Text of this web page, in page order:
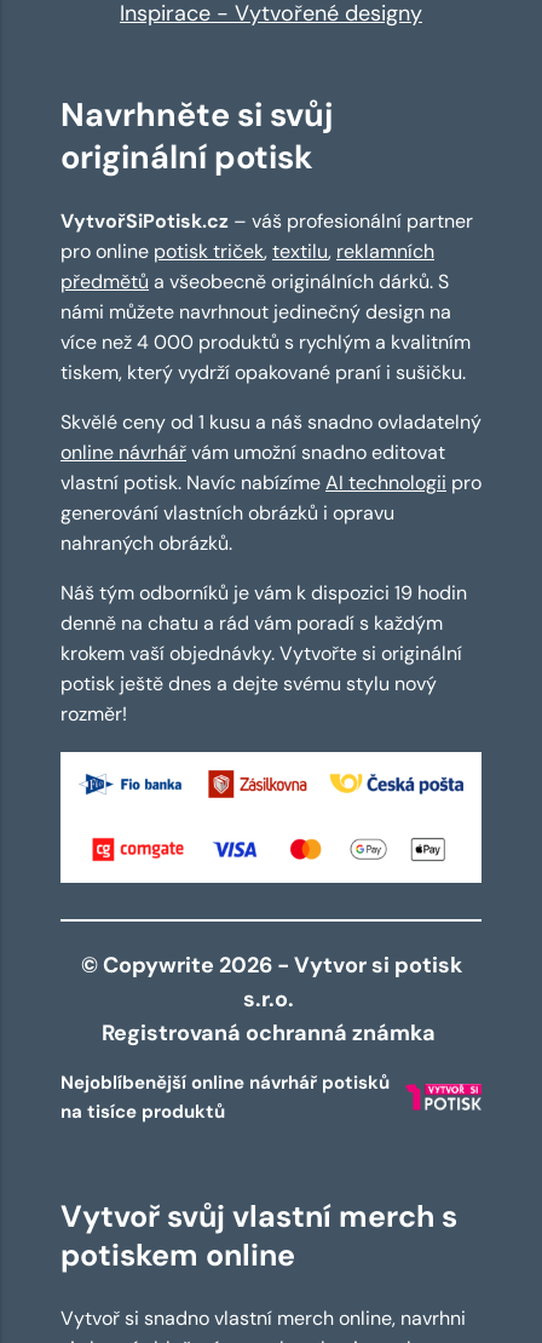
Inspirace - Vytvořené designy
Navrhněte si svůj
originální potisk
VytvořSiPotisk.cz – váš profesionální partner
pro online potisk triček,textilu, reklamních
předmětů a všeobecně originálních dárků. S
námi můžete navrhnout jedinečný design na
více než 4 000 produktů s rychlým a kvalitním
tiskem, který vydrží opakované praní i sušičku.
Skvělé ceny od 1 kusu a náš snadno ovladatelný
online návrhářvám umožní snadno editovat
vlastní potisk. Navíc nabízímeAI technologii pro
generování vlastních obrázků i opravu
nahraných obrázků.
Náš tým odborníků je vám k dispozici 19 hodin
denně na chatu a rád vám poradí s každým
krokem vaší objednávky. Vytvořte si originální
potisk ještě dnes a dejte svému stylu nový
rozměr!
© Copywrite 2026 - Vytvor si potisk
s.r.o.
Registrovaná ochranná známka
Nejoblíbenější online návrhář potisků
na tisíce produktů
Vytvoř svůj vlastní merch s
potiskem online
Vytvoř si snadno vlastní merch online, navrhni